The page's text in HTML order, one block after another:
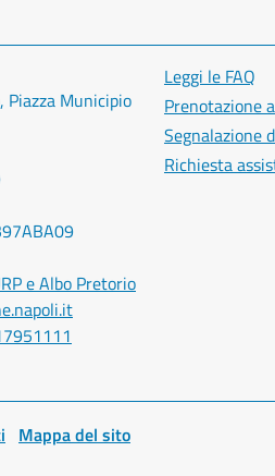
Piazza Municipio
e Albo Pretorio
Leggi le FAQ
Prenotazione
Segnalazione
Richiesta
Mappa del sito